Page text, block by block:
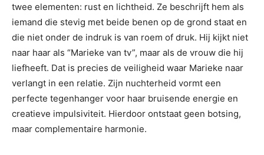
twee elementen: rust en lichtheid. Ze beschrijft hem als
iemand die stevig met beide benen op de grond staat en
die niet onder de indruk is van roem of druk. Hij kijkt niet
naar haar als “Marieke van tv”, maar als de vrouw die hij
liefheeft. Dat is precies de veiligheid waar Marieke naar
verlangt in een relatie. Zijn nuchterheid vormt een
perfecte tegenhanger voor haar bruisende energie en
creatieve impulsiviteit. Hierdoor ontstaat geen botsing,
maar complementaire harmonie.